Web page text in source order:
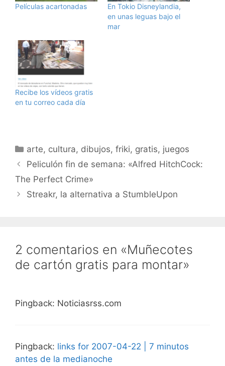
Películas acartonadas
En Tokio Disneylandia,
en unas leguas bajo el
mar
Recibe los vídeos gratis
en tu correo cada día
Categorías
arte, cultura, dibujos,friki, gratis, juegos
Peliculón fin de semana: «Alfred HitchCock:
The Perfect Crime»
Streakr, la alternativa a StumbleUpon
2 comentarios en «Muñecotes
de cartón gratis para montar»
Pingback: Noticiasrss.com
Pingback: links for 2007-04-22 | 7 minutos
antes de la medianoche